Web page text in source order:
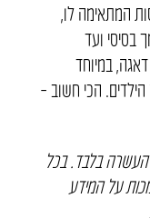
המתאימה לו,
בסיסי ועד
במיוחד
הכי חשוב –
העשרה בלבד. בכל
על המידע